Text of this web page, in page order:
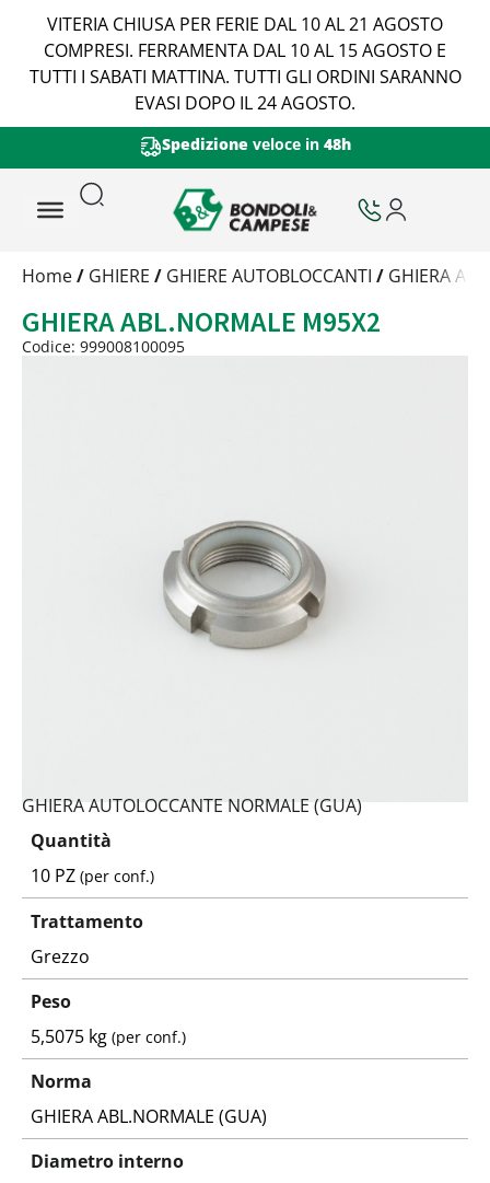
VITERIA CHIUSA PER FERIE DAL 10 AL 21 AGOSTO
COMPRESI. FERRAMENTA DAL 10 AL 15 AGOSTO E
TUTTI I SABATI MATTINA. TUTTI GLI ORDINI SARANNO
EVASI DOPO IL 24 AGOSTO.
Spedizione veloce in 48h
Trattamento
Peso
Quantità
Home/ GHIERE / GHIERE AUTOBLOCCANTI / GHIERA
GHIERA ABL.NORMALE M95X2
Codice: 999008100095
GHIERA AUTOLOCCANTE NORMALE (GUA)
Quantità
10 PZ(per conf.)
Trattamento
Grezzo
Peso
5,5075 kg(per conf.)
Norma
GHIERA ABL.NORMALE (GUA)
Diametro interno